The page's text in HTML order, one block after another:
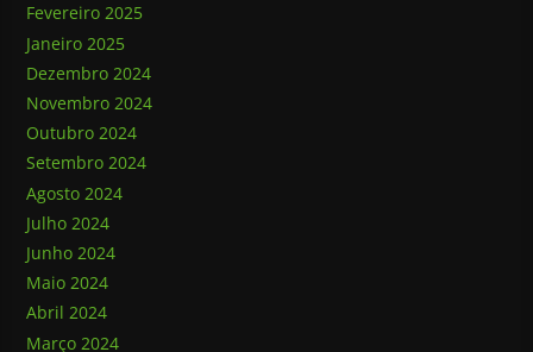
Fevereiro 2025
Janeiro 2025
Dezembro 2024
Novembro 2024
Outubro 2024
Setembro 2024
Agosto 2024
Julho 2024
Junho 2024
Maio 2024
Abril 2024
Março 2024